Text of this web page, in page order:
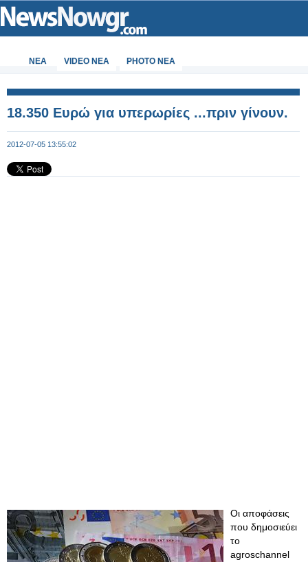
ΝΕΑ VIDEO NEA PHOTO NEA
18.350 Ευρώ για υπερωρίες ...πριν γίνουν.
2012-07-05 13:55:02
Οι αποφάσεις
που δημοσιεύει
το
agroschannel